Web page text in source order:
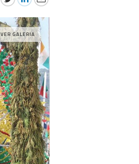
VER GALERIA